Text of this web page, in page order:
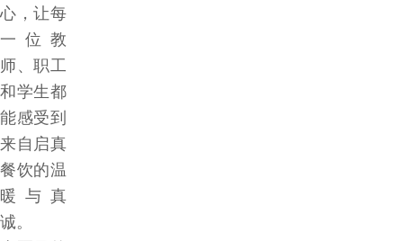
心，让每
一位教
师、职工
和学生都
能感受到
来自启真
餐饮的温
暖与真
诚。